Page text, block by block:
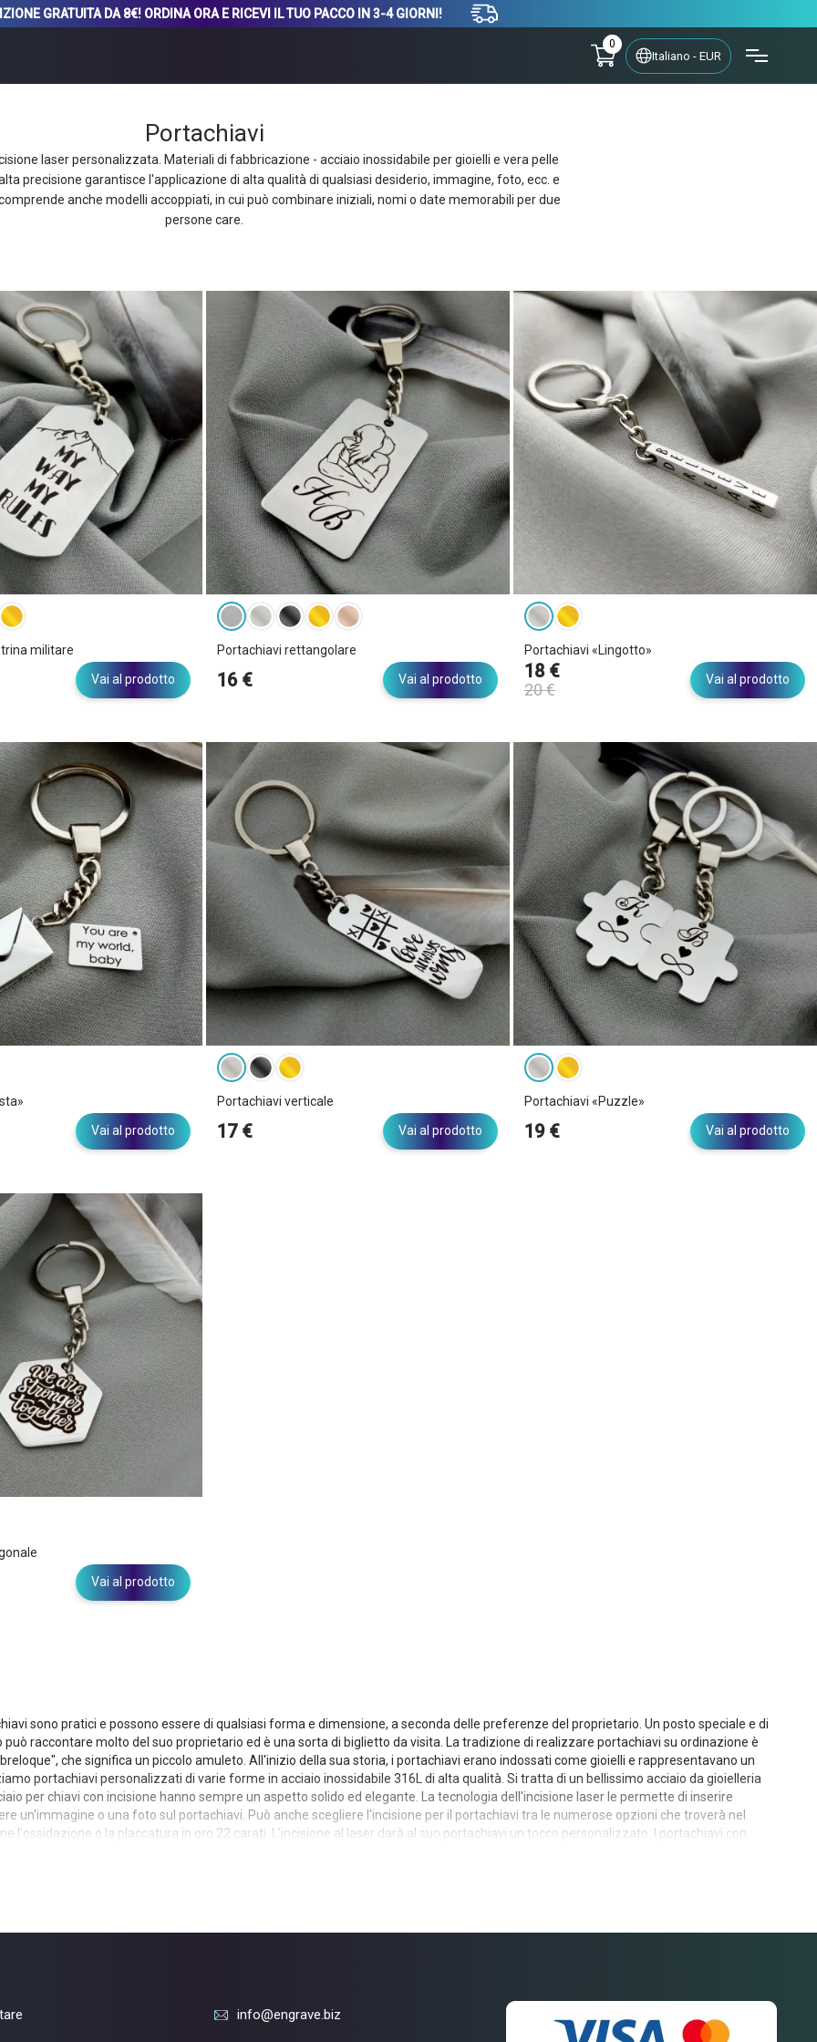
GRATUITA DA 8€! ORDINA ORA E RICEVI IL TUO PACCO IN 3-4 GIORNI!
0
Italiano - EUR
Portachiavi
laser personalizzata. Materiali di fabbricazione - acciaio inossidabile per gioielli e vera pelle
precisione garantisce l'applicazione di alta qualità di qualsiasi desiderio, immagine, foto, ecc. e
anche modelli accoppiati, in cui può combinare iniziali, nomi o date memorabili per due
persone care.
militare
Vai al prodotto
Portachiavi rettangolare
16 € Vai al prodotto
Portachiavi «Lingotto»
18 €
20 €
Vai al prodotto
Vai al prodotto
Portachiavi verticale
17 € Vai al prodotto
Portachiavi «Puzzle»
19 € Vai al prodotto
Vai al prodotto
sono pratici e possono essere di qualsiasi forma e dimensione, a seconda delle preferenze del proprietario. Un posto speciale e di
raccontare molto del suo proprietario ed è una sorta di biglietto da visita. La tradizione di realizzare portachiavi su ordinazione è
che significa un piccolo amuleto. All'inizio della sua storia, i portachiavi erano indossati come gioielli e rappresentavano un
portachiavi personalizzati di varie forme in acciaio inossidabile 316L di alta qualità. Si tratta di un bellissimo acciaio da gioielleria
per chiavi con incisione hanno sempre un aspetto solido ed elegante. La tecnologia dell'incisione laser le permette di inserire
un'immagine o una foto sul portachiavi. Può anche scegliere l'incisione per il portachiavi tra le numerose opzioni che troverà nel
o la placcatura in oro 22 carati. L'incisione al laser darà al suo portachiavi un tocco personalizzato. I portachiavi con
la sua eleganza. È un grande regalo che sarà un piacevole ricordo per chi lo riceve. Siamo pronti ad offrire una varietà di
portachiavi secondo il suo progetto. Se sta cercando un produttore affidabile di portachiavi personalizzati, siamo lieti di offrirle i
info@engrave.biz